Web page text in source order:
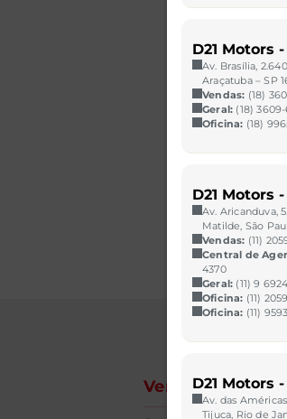
1.3 T270
CAOA
R$
Vendas
D21 Motors
Av. Brasília,
Araçatuba – SP
Vendas: (18)
Geral: (18)
Oficina: (18)
D21 Motors
Av. Aricanduva,
Matilde, São
Vendas: (11)
Central de
4370
Geral: (11) 9
Oficina: (11)
Oficina: (11)
D21 Motors
Av. das
Tijuca, Rio de